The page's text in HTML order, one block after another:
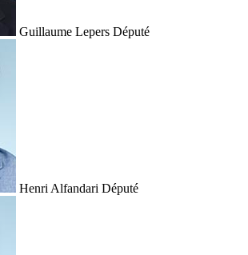
Guillaume Lepers Député
Henri Alfandari Député